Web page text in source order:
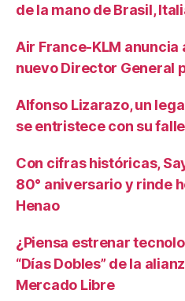
de la mano de Brasil,
Air France-KLM anuncia
nuevo Director General
Alfonso Lizarazo, un
se entristece con su
Con cifras históricas,
80° aniversario y rinde
Henao
¿Piensa estrenar
“Días Dobles” de la
Mercado Libre